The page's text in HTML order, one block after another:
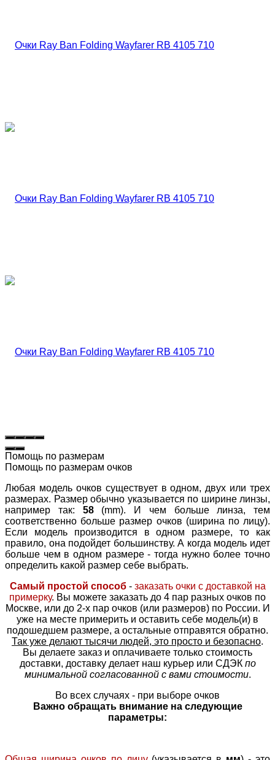
Помощь по размерам
Помощь по размерам очков
Любая модель очков существует в одном, двух или трех
размерах. Размер обычно указывается по ширине линзы,
например так: 58(mm). И чем больше линза, тем
соответственно больше размер очков (ширина по лицу).
Если модель производится в одном размере, то как
правило, она подойдет большинству. А когда модель идет
больше чем в одном размере - тогда нужно более точно
определить какой размер себе выбрать.
Самый простой способ- заказать очки с доставкой на
примерку. Вы можете заказать до 4 пар разных очков по
Москве, или до 2-х пар очков (или размеров) по России. И
уже на месте примерить и оставить себе модель(и) в
подошедшем размере, а остальные отправятся обратно.
Так уже делают тысячи людей, это просто и безопасно.
Вы делаете заказ и оплачиваете только стоимость
доставки, доставку делает наш курьер или СДЭК по
минимальной согласованной с вами стоимости.
Во всех случаях - при выборе очков
Важно обращать внимание на следующие
параметры: